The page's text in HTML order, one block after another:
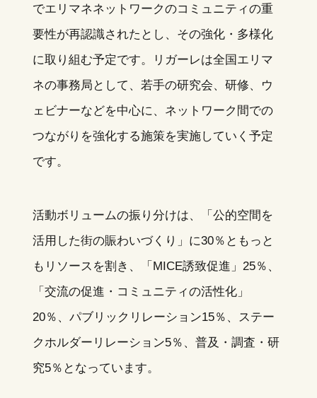
でエリマネネットワークのコミュニティの重
要性が再認識されたとし、その強化・多様化
に取り組む予定です。リガーレは全国エリマ
ネの事務局として、若手の研究会、研修、ウ
ェビナーなどを中心に、ネットワーク間での
つながりを強化する施策を実施していく予定
です。
活動ボリュームの振り分けは、「公的空間を
活用した街の賑わいづくり」に30％ともっと
もリソースを割き、「MICE誘致促進」25％、
「交流の促進・コミュニティの活性化」
20％、パブリックリレーション15％、ステー
クホルダーリレーション5％、普及・調査・研
究5％となっています。